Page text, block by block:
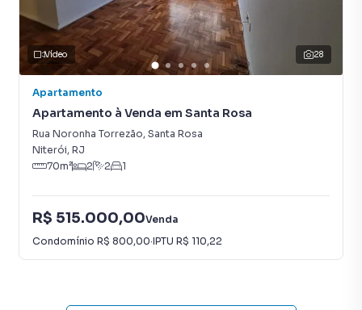
28
Vídeo
Apartamento
Apartamento à Venda em Santa Rosa
Rua Noronha Torrezão, Santa Rosa
Niterói, RJ
70m² 2 2 1
R$ 515.000,00Venda
Condomínio R$ 800,00·IPTU R$ 110,22